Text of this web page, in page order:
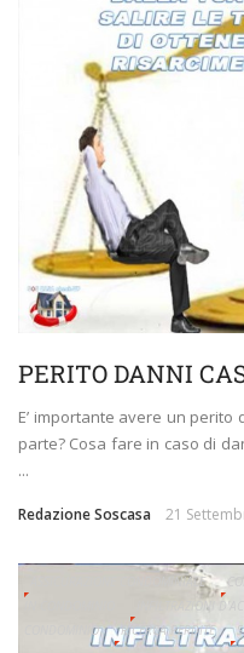
PERITO DANNI
E’ importante avere un
parte? Cosa fare in caso di
...
Redazione Soscasa 21
ASSICURAZIONE CONDOMINIALE
INFILTRAZIONI
CONDOMINIO
RICERCA PERDITE